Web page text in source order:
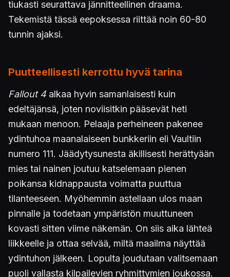
tiukasti seurattava jännitteellinen draama.
Tekemistä tässä eepoksessa riittää noin 60-80
tunnin ajaksi.
Puutteellisesti kerrottu hyvä tarina
Fallout 4 alkaa hyvin samanlaisesti kuin
edeltäjänsä, joten noviisitkin pääsevät heti
mukaan menoon. Pelaaja perheineen pakenee
ydintuhoa maanalaiseen bunkkeriin eli Vaultiin
numero 111. Jäädytysunesta äkillisesti herättyään
mies tai nainen joutuu katselemaan pienen
poikansa kidnappausta voimatta puuttua
tilanteeseen. Myöhemmin astellaan ulos maan
pinnalle ja todetaan ympäristön muuttuneen
kovasti sitten viime näkemän. On siis aika lähteä
liikkeelle ja ottaa selvää, miltä maailma näyttää
ydintuhon jälkeen. Lopulta joudutaan valitsemaan
puoli vallasta kilpailevien ryhmittymien joukossa.